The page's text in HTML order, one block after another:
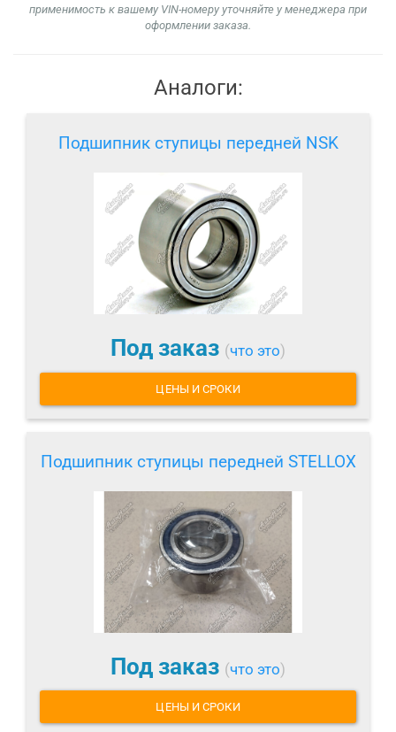
применимость к вашему VIN-номеру уточняйте у менеджера при
оформлении заказа.
Аналоги:
Подшипник ступицы передней NSK
Под заказ (что это)
ЦЕНЫ И СРОКИ
Подшипник ступицы передней STELLOX
Под заказ (что это)
ЦЕНЫ И СРОКИ